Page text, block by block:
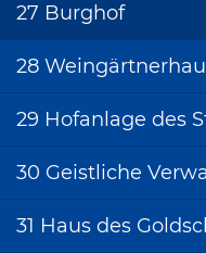
17
19
27 Burghof
28
29 Hofanlage des
30 Geistliche
31 Haus des